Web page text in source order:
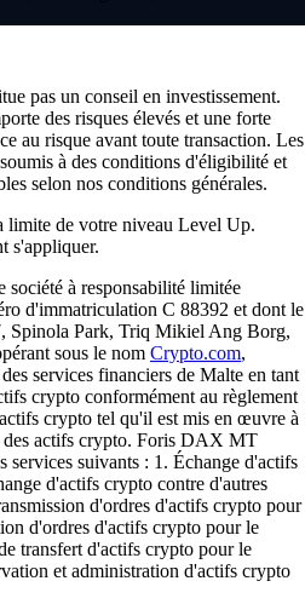
pas un conseil en investissement.
des risques élevés et une forte
au risque avant toute transaction. Les
à des conditions d'éligibilité et
selon nos conditions générales.
limite de votre niveau Level Up.
s'appliquer.
à responsabilité limitée
d'immatriculation C 88392 et dont le
Spinola Park, Triq Mikiel Ang Borg,
sous le nom Crypto.com,
services financiers de Malte en tant
crypto conformément au règlement
crypto tel qu'il est mis en œuvre à
des actifs crypto. Foris DAX MT
services suivants : 1. Échange d'actifs
d'actifs crypto contre d'autres
d'ordres d'actifs crypto pour
d'ordres d'actifs crypto pour le
transfert d'actifs crypto pour le
et administration d'actifs crypto